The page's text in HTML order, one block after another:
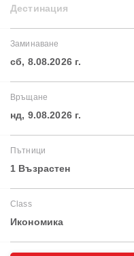
Дестинация
Заминаване
сб, 8.08.2026 г.
Връщане
нд, 9.08.2026 г.
Пътници
1 Възрастен
Class
Икономика